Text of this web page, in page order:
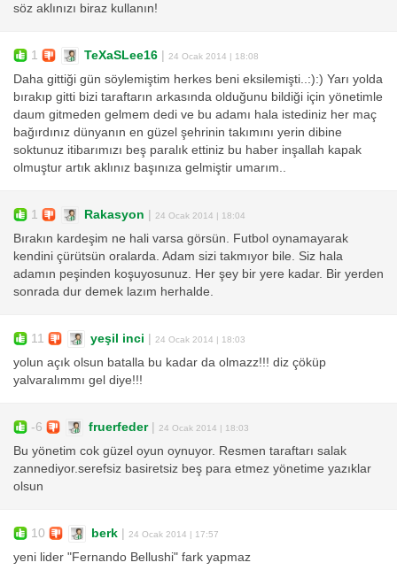
söz aklınızı biraz kullanın!
1 TeXaSLee16 | 24 Ocak 2014 | 18:08
Daha gittiği gün söylemiştim herkes beni eksilemişti..:):) Yarı yolda
bırakıp gitti bizi taraftarın arkasında olduğunu bildiği için yönetimle
daum gitmeden gelmem dedi ve bu adamı hala istediniz her maç
bağırdınız dünyanın en güzel şehrinin takımını yerin dibine
soktunuz itibarımızı beş paralık ettiniz bu haber inşallah kapak
olmuştur artık aklınız başınıza gelmiştir umarım..
1 Rakasyon | 24 Ocak 2014 | 18:04
Bırakın kardeşim ne hali varsa görsün. Futbol oynamayarak
kendini çürütsün oralarda. Adam sizi takmıyor bile. Siz hala
adamın peşinden koşuyosunuz. Her şey bir yere kadar. Bir yerden
sonrada dur demek lazım herhalde.
11 yeşil inci | 24 Ocak 2014 | 18:03
yolun açık olsun batalla bu kadar da olmazz!!! diz çöküp
yalvaralımmı gel diye!!!
-6 fruerfeder| 24 Ocak 2014 | 18:03
Bu yönetim cok güzel oyun oynuyor. Resmen taraftarı salak
zannediyor.serefsiz basiretsiz beş para etmez yönetime yazıklar
olsun
10 berk | 24 Ocak 2014 | 17:57
yeni lider "Fernando Bellushi" fark yapmaz